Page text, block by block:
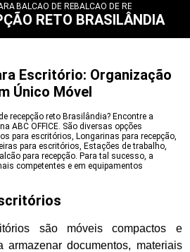
RECEPCAO
BALCAO DE RECEPCAO ABC
BALCAO DE RECEPCAO
RETO BRASILÂNDIA
Escritório: Organização
Único Móvel
recepção reto Brasilândia? Encontre a
ABC OFFICE. São diversas opções
para escritórios, Longarinas para recepção,
para escritórios, Estações de trabalho,
para recepção. Para tal sucesso, a
competentes e em equipamentos
são móveis compactos e
armazenar documentos, materiais